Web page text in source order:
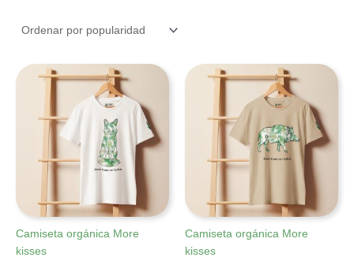
Camiseta orgánica More
kisses
Camiseta orgánica More
kisses